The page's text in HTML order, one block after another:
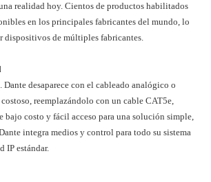
realidad hoy. Cientos de productos habilitados
en los principales fabricantes del mundo, lo
dispositivos de múltiples fabricantes.
desaparece con el cableado analógico o
reemplazándolo con un cable CAT5e,
bajo costo y fácil acceso para una solución simple,
integra medios y control para todo su sistema
IP estándar.